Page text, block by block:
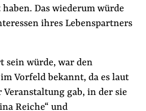
Das wiederum würde
ihres Lebenspartners
sein würde, war den
Vorfeld bekannt, da es laut
gab, in der sie
Reiche“ und